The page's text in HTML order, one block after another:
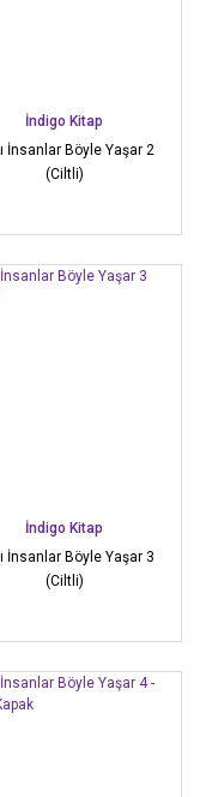
İndigo Kitap
İnsanlar Böyle Yaşar 2
(Ciltli)
İndigo Kitap
İnsanlar Böyle Yaşar 3
(Ciltli)